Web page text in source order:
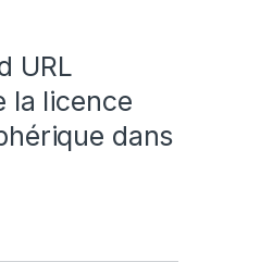
URL
la licence
dans